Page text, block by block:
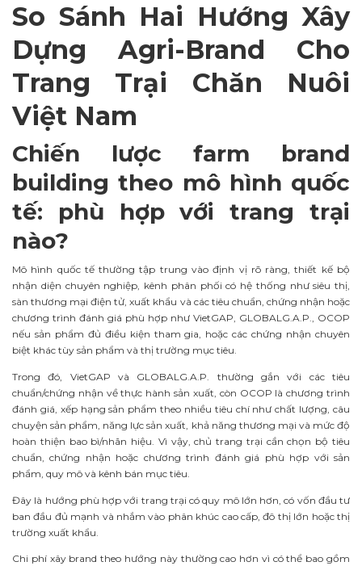
So Sánh Hai Hướng Xây
Dựng Agri-Brand Cho
Trang Trại Chăn Nuôi
Việt Nam
Chiến lược farm brand
building theo mô hình quốc
tế: phù hợp với trang trại
nào?
Mô hình quốc tế thường tập trung vào định vị rõ ràng, thiết kế bộ
nhận diện chuyên nghiệp, kênh phân phối có hệ thống như siêu thị,
sàn thương mại điện tử, xuất khẩu và các tiêu chuẩn, chứng nhận hoặc
chương trình đánh giá phù hợp như VietGAP, GLOBALG.A.P., OCOP
nếu sản phẩm đủ điều kiện tham gia, hoặc các chứng nhận chuyên
biệt khác tùy sản phẩm và thị trường mục tiêu.
Trong đó, VietGAP và GLOBALG.A.P. thường gắn với các tiêu
chuẩn/chứng nhận về thực hành sản xuất, còn OCOP là chương trình
đánh giá, xếp hạng sản phẩm theo nhiều tiêu chí như chất lượng, câu
chuyện sản phẩm, năng lực sản xuất, khả năng thương mại và mức độ
hoàn thiện bao bì/nhãn hiệu. Vì vậy, chủ trang trại cần chọn bộ tiêu
chuẩn, chứng nhận hoặc chương trình đánh giá phù hợp với sản
phẩm, quy mô và kênh bán mục tiêu.
Đây là hướng phù hợp với trang trại có quy mô lớn hơn, có vốn đầu tư
ban đầu đủ mạnh và nhắm vào phân khúc cao cấp, đô thị lớn hoặc thị
trường xuất khẩu.
Chi phí xây brand theo hướng này thường cao hơn vì có thể bao gồm